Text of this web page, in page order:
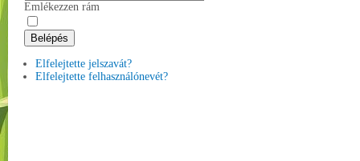
Emlékezzen rám
Belépés
Elfelejtette jelszavát?
Elfelejtette felhasználónevét?